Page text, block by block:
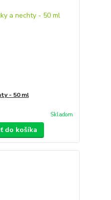
- 50 ml
Skladom
do košíka